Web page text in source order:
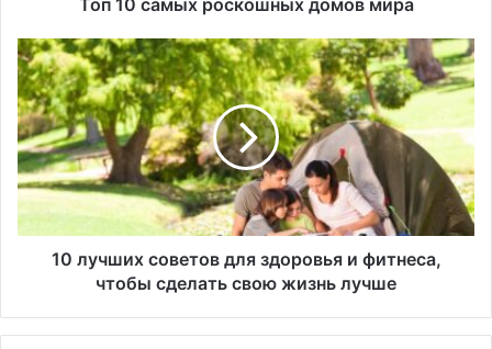
о
с
к
о
ш
н
ы
д
1
0
л
у
ч
ш
и
с
10 лучших советов для здоровья и фитнеса,
чтобы сделать свою жизнь лучше